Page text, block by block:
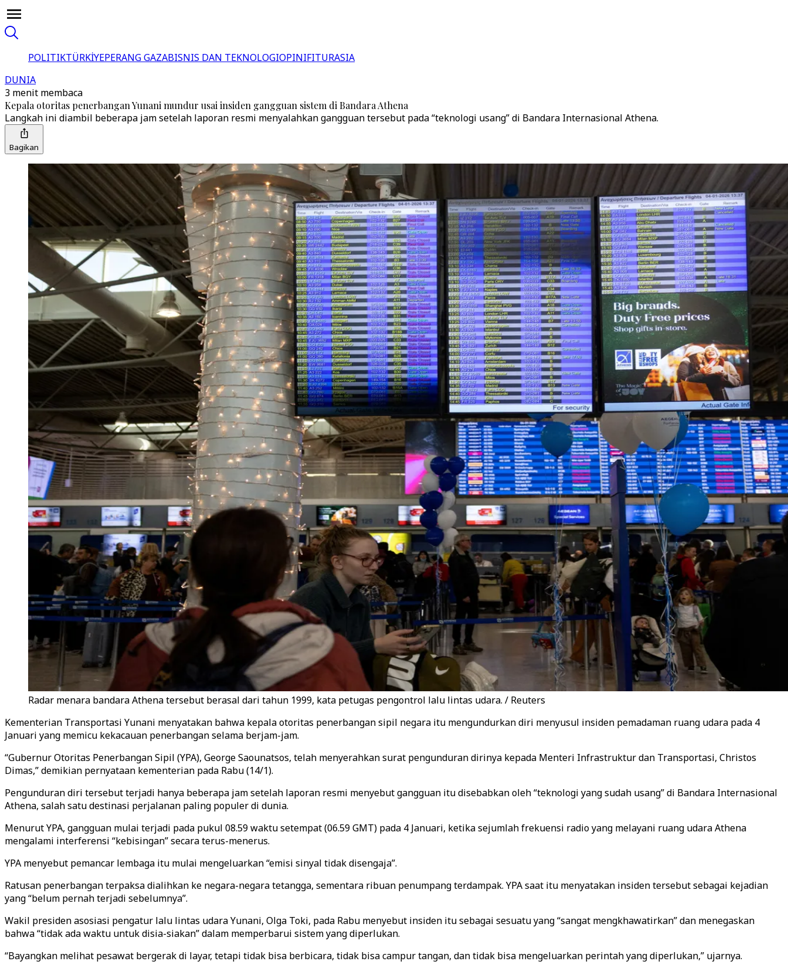
POLITIKTÜRKİYEPERANG GAZABISNIS DAN TEKNOLOGIOPINIFITURASIA
DUNIA
3 menit membaca
Kepala otoritas penerbangan Yunani mundur usai insiden gangguan sistem di Bandara Athena
Langkah ini diambil beberapa jam setelah laporan resmi menyalahkan gangguan tersebut pada “teknologi usang” di Bandara Internasional Athena.
Bagikan
Radar menara bandara Athena tersebut berasal dari tahun 1999, kata petugas pengontrol lalu lintas udara. / Reuters
Kementerian Transportasi Yunani menyatakan bahwa kepala otoritas penerbangan sipil negara itu mengundurkan diri menyusul insiden pemadaman ruang udara pada 4
Januari yang memicu kekacauan penerbangan selama berjam-jam.
“Gubernur Otoritas Penerbangan Sipil (YPA), George Saounatsos, telah menyerahkan surat pengunduran dirinya kepada Menteri Infrastruktur dan Transportasi, Christos
Dimas,” demikian pernyataan kementerian pada Rabu (14/1).
Pengunduran diri tersebut terjadi hanya beberapa jam setelah laporan resmi menyebut gangguan itu disebabkan oleh “teknologi yang sudah usang” di Bandara Internasional
Athena, salah satu destinasi perjalanan paling populer di dunia.
Menurut YPA, gangguan mulai terjadi pada pukul 08.59 waktu setempat (06.59 GMT) pada 4 Januari, ketika sejumlah frekuensi radio yang melayani ruang udara Athena
mengalami interferensi “kebisingan” secara terus-menerus.
YPA menyebut pemancar lembaga itu mulai mengeluarkan “emisi sinyal tidak disengaja”.
Ratusan penerbangan terpaksa dialihkan ke negara-negara tetangga, sementara ribuan penumpang terdampak. YPA saat itu menyatakan insiden tersebut sebagai kejadian
yang “belum pernah terjadi sebelumnya”.
Wakil presiden asosiasi pengatur lalu lintas udara Yunani, Olga Toki, pada Rabu menyebut insiden itu sebagai sesuatu yang “sangat mengkhawatirkan” dan menegaskan
bahwa “tidak ada waktu untuk disia-siakan” dalam memperbarui sistem yang diperlukan.
“Bayangkan melihat pesawat bergerak di layar, tetapi tidak bisa berbicara, tidak bisa campur tangan, dan tidak bisa mengeluarkan perintah yang diperlukan,” ujarnya.